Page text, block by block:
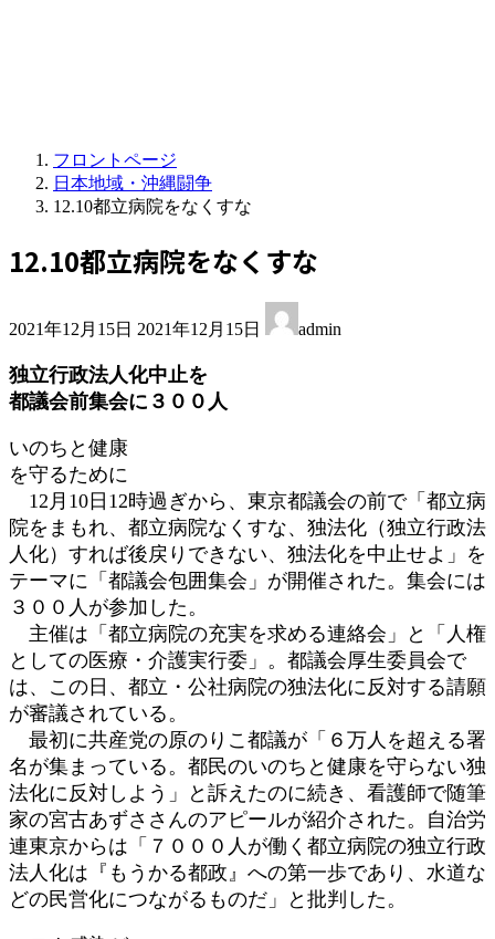
フロントページ
日本地域・沖縄闘争
12.10都立病院をなくすな
12.10都立病院をなくすな
2021年12月15日 終
新
日
2021年12月15日 admin
独立行政法人化中止を
都議会前集会に３００人
いのちと健康
を守るために
12月10日12時過ぎから、東京都議会の前で「都立病
院をまもれ、都立病院なくすな、独法化（独立行政法
人化）すれば後戻りできない、独法化を中止せよ」を
テーマに「都議会包囲集会」が開催された。集会には
３００人が参加した。
主催は「都立病院の充実を求める連絡会」と「人権
としての医療・介護実行委」。都議会厚生委員会で
は、この日、都立・公社病院の独法化に反対する請願
が審議されている。
最初に共産党の原のりこ都議が「６万人を超える署
名が集まっている。都民のいのちと健康を守らない独
法化に反対しよう」と訴えたのに続き、看護師で随筆
家の宮古あずささんのアピールが紹介された。自治労
連東京からは「７０００人が働く都立病院の独立行政
法人化は『もうかる都政』への第一歩であり、水道な
どの民営化につながるものだ」と批判した。